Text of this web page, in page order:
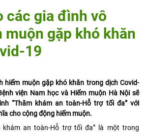
các gia đình vô
muộn gặp khó khăn
19
hiếm muộn gặp khó khăn trong dịch Covid-
viện Nam học và Hiếm muộn Hà Nội sẽ
“Thăm khám an toàn-Hỗ trợ tối đa” với
cho cộng động hiếm muộn.
khám an toàn-Hỗ trợ tối đa” là một trong